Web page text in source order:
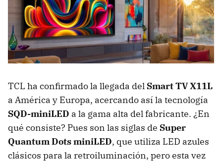
TCL ha confirmado la llegada del Smart TV X11L
a América y Europa, acercando así la tecnología
SQD-miniLED a la gama alta del fabricante. ¿En
qué consiste? Pues son las siglas de Super
Quantum Dots miniLED, que utiliza LED azules
clásicos para la retroiluminación, pero esta vez